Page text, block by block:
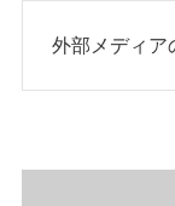
外部メディア